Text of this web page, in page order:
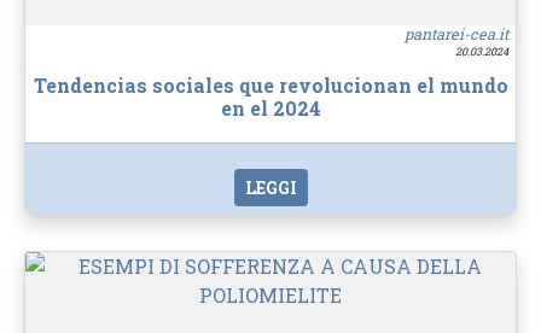
pantarei-cea.it
20.03.2024
Tendencias sociales que revolucionan el mundo
en el 2024
LEGGI